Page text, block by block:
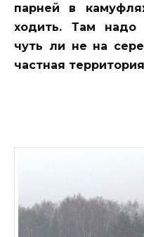
парней в
ходить. Там надо
чуть ли не на
частная